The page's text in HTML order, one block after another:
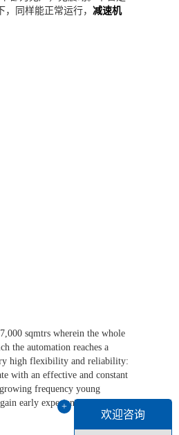
同样能正常运行， 减速机
sqmtrs wherein the whole
the automation reaches a
high flexibility and reliability:
with an effective and constant
frequency young
early experience of a
+
欢迎咨询